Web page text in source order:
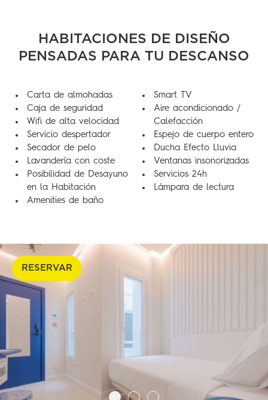
HABITACIONES DE DISEÑO
PENSADAS PARA TU DESCANSO
Carta de almohadas
Caja de seguridad
Wifi de alta velocidad
Servicio despertador
Secador de pelo
Lavandería con coste
Posibilidad de Desayuno
en la Habitación
Amenities de baño
Smart TV
Aire acondicionado /
Calefacción
Espejo de cuerpo entero
Ducha Efecto Lluvia
Ventanas insonorizadas
Servicios 24h
Lámpara de lectura
RESERVAR